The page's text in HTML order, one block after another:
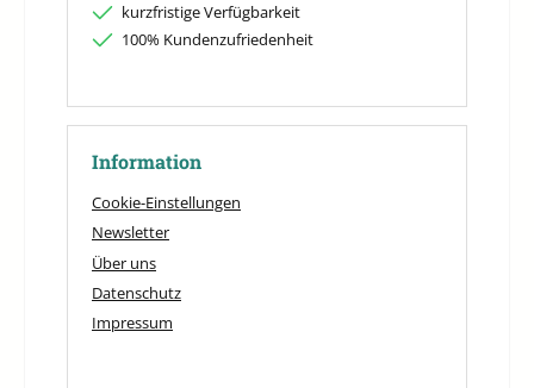
kurzfristige Verfügbarkeit
100% Kundenzufriedenheit
Information
Cookie-Einstellungen
Newsletter
Über uns
Datenschutz
Impressum